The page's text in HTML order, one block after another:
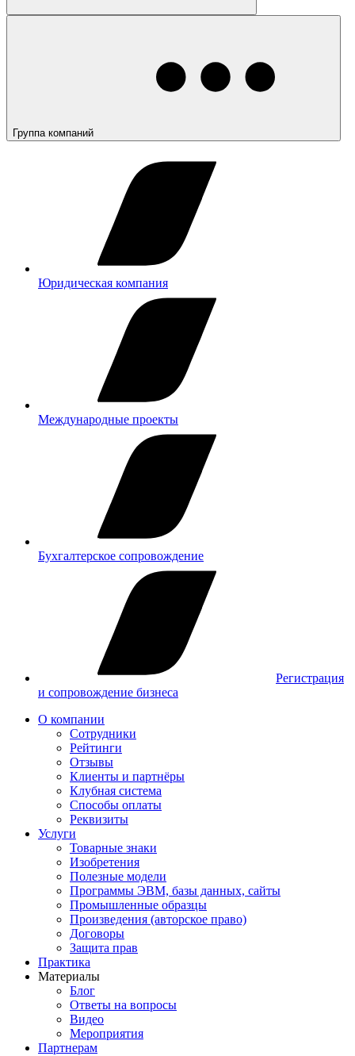
Группа компаний
Юридическая компания
Международные проекты
Бухгалтерское сопровождение
Регистрация
и сопровождение бизнеса
О компании
Сотрудники
Рейтинги
Отзывы
Клиенты и партнёры
Клубная система
Способы оплаты
Реквизиты
Услуги
Товарные знаки
Изобретения
Полезные модели
Программы ЭВМ, базы данных, сайты
Промышленные образцы
Произведения (авторское право)
Договоры
Защита прав
Практика
Материалы
Блог
Ответы на вопросы
Видео
Мероприятия
Партнерам